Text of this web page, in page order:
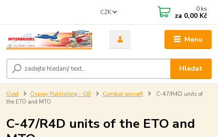
Menu
CZK
Hledat
0 ks
za 0,00 Kč
Úvod Osprey Publishing - GB Combat aircraft
C-47/R4D units of
the ETO and MTO
C-47/R4D units of the ETO and